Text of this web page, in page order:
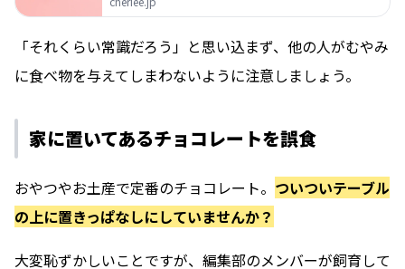
「それくらい常識だろう」と思い込まず、他の人がむやみ
に食べ物を与えてしまわないように注意しましょう。
家に置いてあるチョコレートを誤食
おやつやお土産で定番のチョコレート。 ついついテーブル
の上に置きっぱなしにしていませんか？
大変恥ずかしいことですが、編集部のメンバーが飼育して